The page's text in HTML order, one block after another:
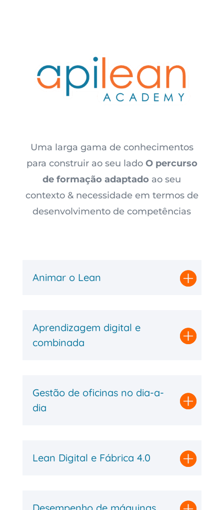
Uma larga gama de conhecimentos
para construir ao seu lado O percurso
de formação adaptado ao seu
contexto & necessidade em termos de
desenvolvimento de competências
Animar o Lean
Aprendizagem digital e
combinada
Gestão de oficinas no dia-a-
dia
Lean Digital e Fábrica 4.0